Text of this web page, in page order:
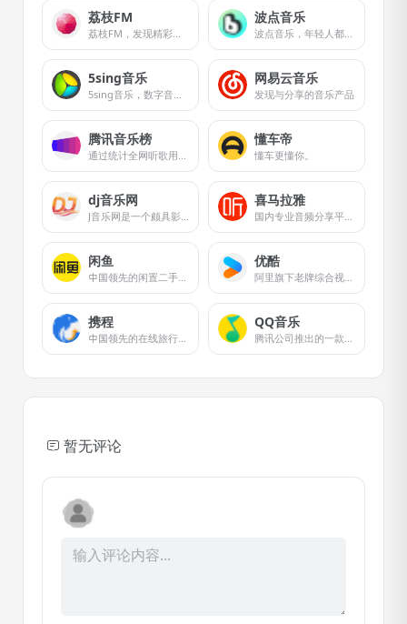
荔枝FM
荔枝FM，发现精彩声音，创作无限可能
波点音乐
波点音乐，年轻人都在用的音乐App！亿级曲库在线畅听，网罗各种音乐大咖，学生党必备的宝藏应用。歌多、好看、省钱，极简界面与极致听歌体验，还原音乐原本的样子！
5sing音乐
5sing音乐，数字音乐网站，汇集了大量的网络歌手的原创音乐歌曲及翻唱歌曲，提供大量歌曲的伴奏以及歌词免费下载，将喜爱的音乐或者歌曲作为手机彩铃下载
网易云音乐
发现与分享的音乐产品
腾讯音乐榜
通过统计全网听歌用户数据，反映当下最新最热的华语歌曲，见证最真实的华语乐坛流行。未来还将持续拓展更多平台的音乐相关数据合作，打造华语地区最具公信力的榜单。
懂车帝
懂车更懂你。
dj音乐网
J音乐网是一个颇具影响力的原创电音dj舞曲与夜店歌曲网站
喜马拉雅
国内专业音频分享平台，随时随地，听我想听！4亿用户选择的在线音频平台。马东、郭德纲、吴晓波等20多万大咖入驻，1亿多条原创有声内容覆盖有声书、儿童、相声评书、财经新闻、音乐等328类。
闲鱼
中国领先的闲置二手交易平台
优酷
阿里旗下老牌综合视频流媒体平台
携程
中国领先的在线旅行服务公司
QQ音乐
腾讯公司推出的一款网络音乐服务产品
暂无评论